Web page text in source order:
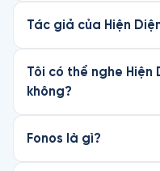
Tác giả của Hiện
Tôi có thể nghe Hiện
không?
Fonos là gì?